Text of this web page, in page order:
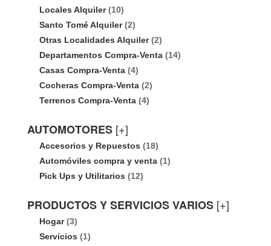
Locales Alquiler(10)
Santo Tomé Alquiler(2)
Otras Localidades Alquiler(2)
Departamentos Compra-Venta (14)
Casas Compra-Venta (4)
Cocheras Compra-Venta (2)
Terrenos Compra-Venta (4)
AUTOMOTORES [+]
Accesorios y Repuestos (18)
Automóviles compra y venta (1)
Pick Ups y Utilitarios (12)
PRODUCTOS Y SERVICIOS VARIOS [+]
Hogar(3)
Servicios (1)